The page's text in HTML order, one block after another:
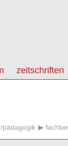
zeitschriften
pädagogik